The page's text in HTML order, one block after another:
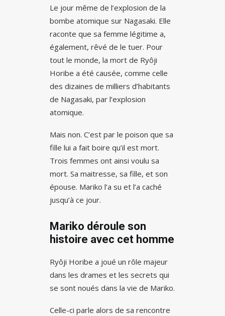
Le jour même de l’explosion de la
bombe atomique sur Nagasaki. Elle
raconte que sa femme légitime a,
également, rêvé de le tuer. Pour
tout le monde, la mort de Ryôji
Horibe a été causée, comme celle
des dizaines de milliers d’habitants
de Nagasaki, par l’explosion
atomique.
Mais non. C’est par le poison que sa
fille lui a fait boire qu’il est mort.
Trois femmes ont ainsi voulu sa
mort. Sa maitresse, sa fille, et son
épouse. Mariko l’a su et l’a caché
jusqu’à ce jour.
Mariko déroule son
histoire avec cet homme
Ryôji Horibe a joué un rôle majeur
dans les drames et les secrets qui
se sont noués dans la vie de Mariko.
Celle-ci parle alors de sa rencontre